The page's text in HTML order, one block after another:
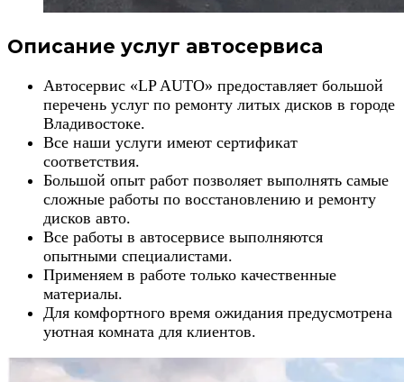
Описание услуг автосервиса
Автосервис «LP AUTO» предоставляет большой
перечень услуг по ремонту литых дисков в городе
Владивостоке.
Все наши услуги имеют сертификат
соответствия.
Большой опыт работ позволяет выполнять самые
сложные работы по восстановлению и ремонту
дисков авто.
Все работы в автосервисе выполняются
опытными специалистами.
Применяем в работе только качественные
материалы.
Для комфортного время ожидания предусмотрена
уютная комната для клиентов.